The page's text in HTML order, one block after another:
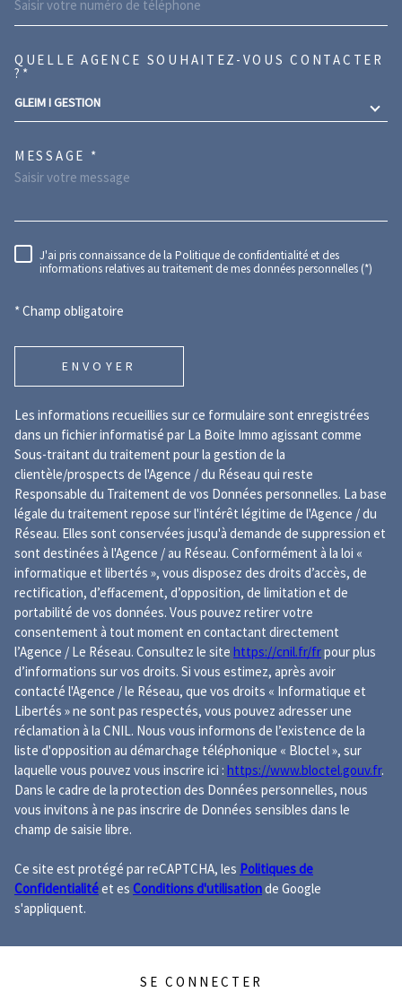
TRAD_MELTEM_VOREDEMANDE
QUELLE AGENCE SOUHAITEZ-VOUS CONTACTER
?*
GLEIM I GESTION
MESSAGE *
RÈGLEMENTATION
J'ai pris connaissance de la Politique de confidentialité et des
informations relatives au traitement de mes données personnelles (*)
* Champ obligatoire
ENVOYER
Les informations recueillies sur ce formulaire sont enregistrées
dans un fichier informatisé par La Boite Immo agissant comme
Sous-traitant du traitement pour la gestion de la
clientèle/prospects de l'Agence / du Réseau qui reste
Responsable du Traitement de vos Données personnelles. La base
légale du traitement repose sur l'intérêt légitime de l'Agence / du
Réseau. Elles sont conservées jusqu'à demande de suppression et
sont destinées à l'Agence / au Réseau. Conformément à la loi «
informatique et libertés », vous disposez des droits d’accès, de
rectification, d’effacement, d’opposition, de limitation et de
portabilité de vos données. Vous pouvez retirer votre
consentement à tout moment en contactant directement
l’Agence / Le Réseau. Consultez le site https://cnil.fr/frpour plus
d’informations sur vos droits. Si vous estimez, après avoir
contacté l'Agence / le Réseau, que vos droits « Informatique et
Libertés » ne sont pas respectés, vous pouvez adresser une
réclamation à la CNIL. Nous vous informons de l’existence de la
liste d'opposition au démarchage téléphonique « Bloctel », sur
laquelle vous pouvez vous inscrire ici : https://www.bloctel.gouv.fr.
Dans le cadre de la protection des Données personnelles, nous
vous invitons à ne pas inscrire de Données sensibles dans le
champ de saisie libre.
Ce site est protégé par reCAPTCHA, les Politiques de
Confidentialitéet es Conditions d'utilisationde Google
s'appliquent.
SE CONNECTER